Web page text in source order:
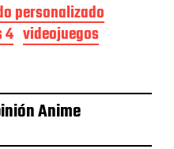
personalizado
4 videojuegos
Anime